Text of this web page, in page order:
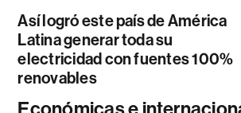
Así logró este país de América
Latina generar toda su
electricidad con fuentes 100%
renovables